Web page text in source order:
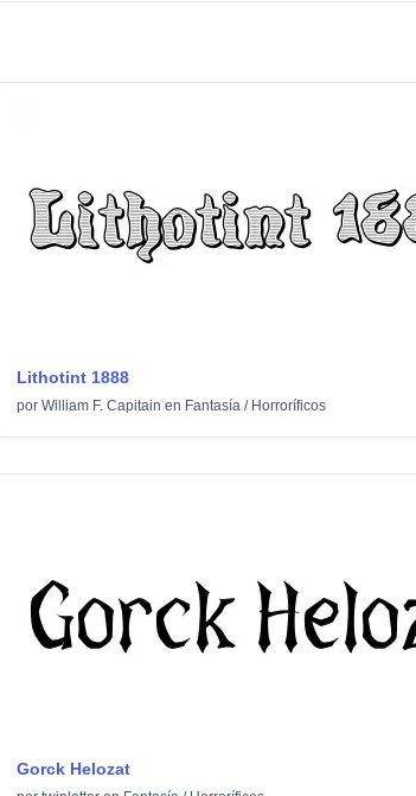
Lithotint 1888
por William F. Capitain en Fantasía/ Horroríficos
Gorck Helozat